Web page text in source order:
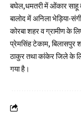
बघेल,धमतरी में ओंकार साहू
बालोद में अनिला भेड़‍िया-
कोरबा शहर व ग्रामीण के
प्रेमसिंह टेकाम, बिलासपुर
ठाकुर तथा कांकेर जिले के
गया है।